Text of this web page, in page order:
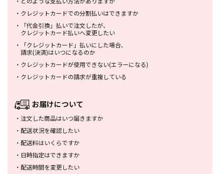
・ クレジットカードでの分割払いはできますか
・
「代金引換」払いで注文したが、
クレジットカード払いへ変更したい
・
「クレジットカード」払いにした場合、
請求(決済)はいつになるのか
・ クレジットカードが使用できない(エラーになる)
・ クレジットカードの請求が重複している
お届けについて
・ 注文した商品はいつ届きますか
・ 配送状況を確認したい
・ 配送料はいくらですか
・ 日時指定はできますか
・ 配送時間を変更したい